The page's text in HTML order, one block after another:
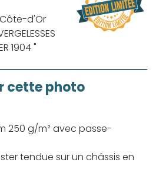
d'Or
1904 "
cette photo
250 g/m² avec passe-
tendue sur un châssis en